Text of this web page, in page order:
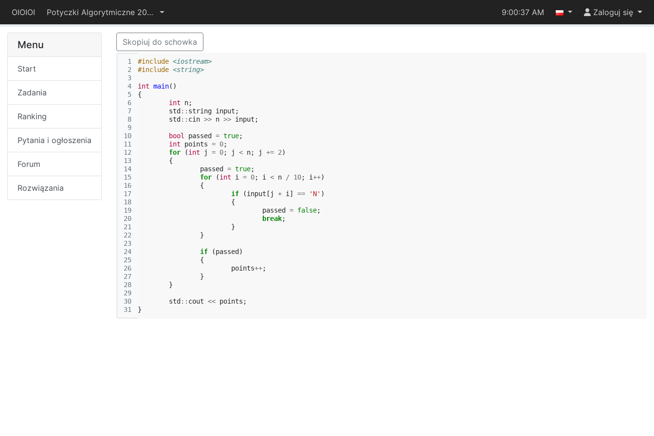
OIOIOI Potyczki Algorytmiczne 2022 9:00:37 AM Zaloguj się
Menu
Start
Zadania
Ranking
Pytania i ogłoszenia
Forum
Rozwiązania
Skopiuj do schowka
1
2
3
4
5
6
7
8
9
10
11
12
13
14
15
16
17
18
19
20
21
22
23
24
25
26
27
28
29
30
31
#include <iostream>
#include <string>
int main()
{
int
n;
std :: string input ;
std :: cin >> n >> input ;
bool passed = true;
int
points = 0;
for
(int j = 0; j < n; j += 2)
{
passed
= true;
for
(int i = 0; i < n / 10; i++)
{
if
(input [ j + i ] == 'N' )
{
passed
= false;
break;
}
}
if (passed )
{
points++;
}
}
std :: cout << points ;
}